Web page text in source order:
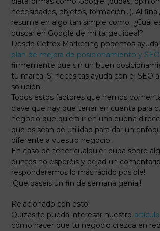
necesidades, objetos, formación…). Al
resume en algo tan simple como: ¿Cuál
buscar en Google de mi target ideal?
Desde Cetrex Marketing podemos
plan de mejora de posicionamiento y SEO
firmemente que sin un buen
tu marca. Si necesitas ayuda con el SEO
solución.
Todos estos factores que hemos
clave que hay que tener en cuenta para
negocio que quiera ir en una buena
que os sean de utilidad para dar un
diferente a vuestro negocio.
En caso de tener cualquier duda sobre
puntos no esperéis y dejad un
responderemos lo más rápido posible!
¡Que paséis un fin de semana genial!
Relacionado con esto:
Quizás te pueda interesar nuestro
cómo hacer que tu negocio crezca en